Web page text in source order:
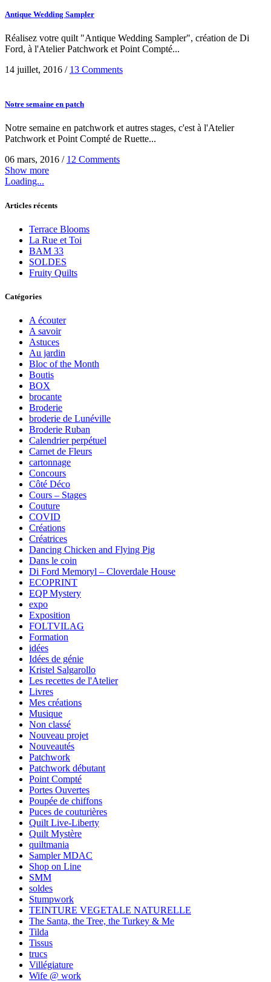
Antique Wedding Sampler
Réalisez votre quilt "Antique Wedding Sampler", création de Di
Ford, à l'Atelier Patchwork et Point Compté...
14 juillet, 2016 / 13 Comments
Notre semaine en patch
Notre semaine en patchwork et autres stages, c'est à l'Atelier
Patchwork et Point Compté de Ruette...
06 mars, 2016 / 12 Comments
Show more
Loading...
Articles récents
Terrace Blooms
La Rue et Toi
BAM 33
SOLDES
Fruity Quilts
Catégories
A écouter
A savoir
Astuces
Au jardin
Bloc of the Month
Boutis
BOX
brocante
Broderie
broderie de Lunéville
Broderie Ruban
Calendrier perpétuel
Carnet de Fleurs
cartonnage
Concours
Côté Déco
Cours – Stages
Couture
COVID
Créations
Créatrices
Dancing Chicken and Flying Pig
Dans le coin
Di Ford Memoryl – Cloverdale House
ECOPRINT
EQP Mystery
expo
Exposition
FOLTVILAG
Formation
idées
Idées de génie
Kristel Salgarollo
Les recettes de l'Atelier
Livres
Mes créations
Musique
Non classé
Nouveau projet
Nouveautés
Patchwork
Patchwork débutant
Point Compté
Portes Ouvertes
Poupée de chiffons
Puces de couturières
Quilt Live-Liberty
Quilt Mystère
quiltmania
Sampler MDAC
Shop on Line
SMM
soldes
Stumpwork
TEINTURE VEGETALE NATURELLE
The Santa, the Tree, the Turkey & Me
Tilda
Tissus
trucs
Villégiature
Wife @ work